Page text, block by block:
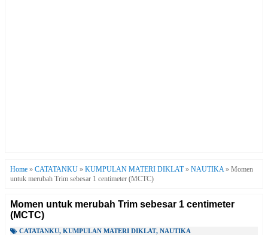
Home » CATATANKU » KUMPULAN MATERI DIKLAT» NAUTIKA» Momen
untuk merubah Trim sebesar 1 centimeter (MCTC)
Momen untuk merubah Trim sebesar 1 centimeter
(MCTC)
CATATANKU, KUMPULAN MATERI DIKLAT, NAUTIKA